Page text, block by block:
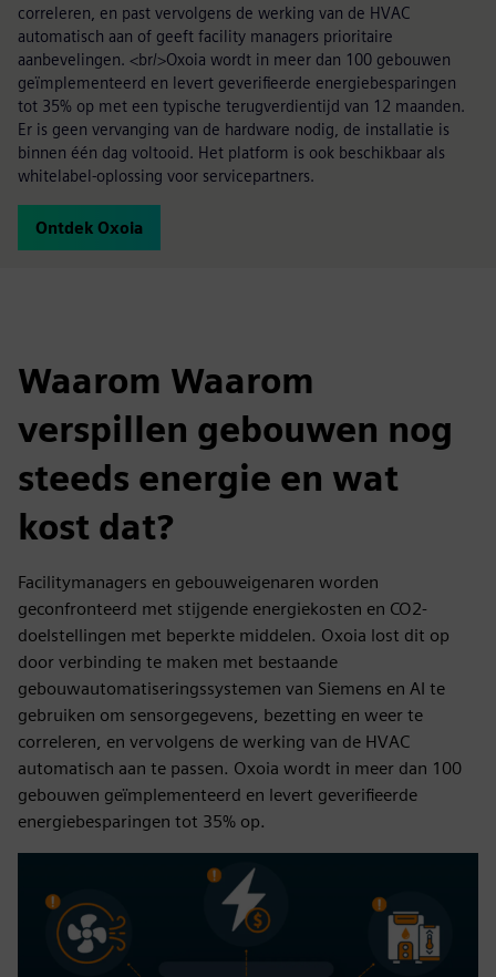
correleren, en past vervolgens de werking van de HVAC
automatisch aan of geeft facility managers prioritaire
aanbevelingen. <br/>Oxoia wordt in meer dan 100 gebouwen
geïmplementeerd en levert geverifieerde energiebesparingen
tot 35% op met een typische terugverdientijd van 12 maanden.
Er is geen vervanging van de hardware nodig, de installatie is
binnen één dag voltooid. Het platform is ook beschikbaar als
whitelabel-oplossing voor servicepartners.
Ontdek Oxoia
Waarom Waarom
verspillen gebouwen nog
steeds energie en wat
kost dat?
Facilitymanagers en gebouweigenaren worden
geconfronteerd met stijgende energiekosten en CO2-
doelstellingen met beperkte middelen. Oxoia lost dit op
door verbinding te maken met bestaande
gebouwautomatiseringssystemen van Siemens en AI te
gebruiken om sensorgegevens, bezetting en weer te
correleren, en vervolgens de werking van de HVAC
automatisch aan te passen. Oxoia wordt in meer dan 100
gebouwen geïmplementeerd en levert geverifieerde
energiebesparingen tot 35% op.